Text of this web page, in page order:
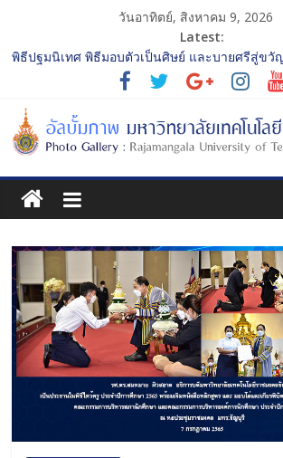
วันอาทิตย์, สิงหาคม 9, 2026
Latest:
พิธีปฐมนิเทศ พิธีมอบตัวเป็นศิษย์ และบายศรีสู่ขวั
ประจำปีการศึกษา 2568 รุ่นที่ 2
การประกวดทูตกิจกรรม ประจำปีการศึกษา 2568
2025 Time to Nine-T”
โครงการแลกเปลี่ยนเรียนรู้บทบาทของกรรมการ
เทคโนโลยีราชมงคลธัญบุรี
รับน้องเข้าคณะศิลปกรรมศาสตร์ “โยนลูกรักษ์”
พิธีปฐมนิเทศ พิธีมอบตัวเป็นศิษย์ และบายศรีสู่ขวั
ประจำปีการศึกษา 2568 รุ่นที่ 3